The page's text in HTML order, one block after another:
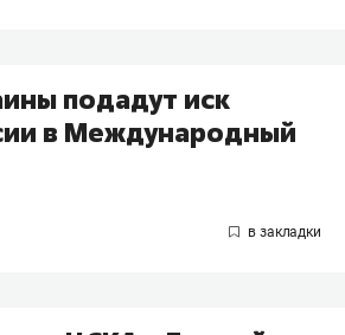
подадут иск
в Международный